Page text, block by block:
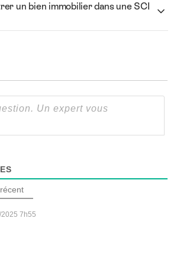
un bien immobilier dans une SCI
7h55